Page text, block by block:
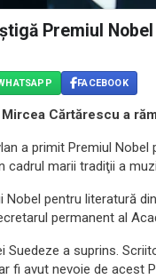
Premiul
FACEBOOK
Cărtărescu a
a primit Premiul
cadrul marii tradiţii a
Nobel pentru literatură
permanent al
Suedeze a suprins.
fi avut nevoie de acest